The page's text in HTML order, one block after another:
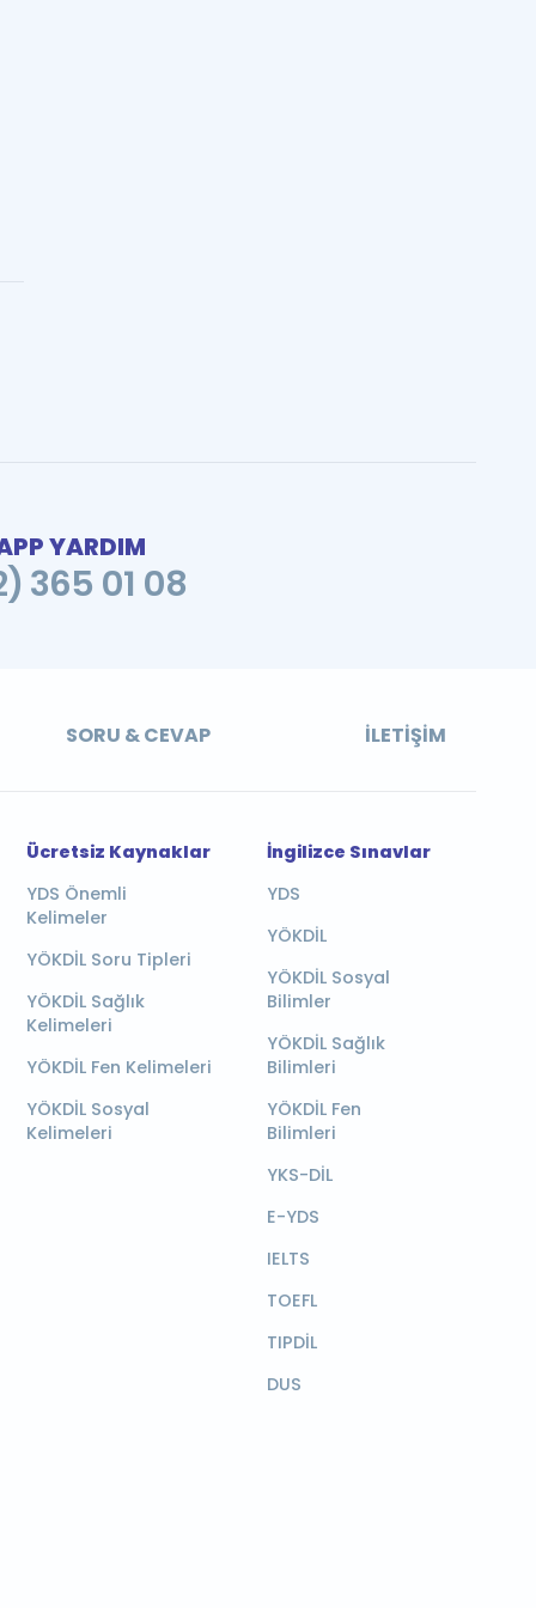
YARDIM
365 01 08
SORU & CEVAP İLETIŞIM
Ücretsiz Kaynaklar
YDS Önemli
Kelimeler
YÖKDİL Soru Tipleri
YÖKDİL Sağlık
Kelimeleri
YÖKDİL Fen Kelimeleri
YÖKDİL Sosyal
Kelimeleri
İngilizce Sınavlar
YDS
YÖKDİL
YÖKDİL Sosyal
Bilimler
YÖKDİL Sağlık
Bilimleri
YÖKDİL Fen
Bilimleri
YKS-DİL
E-YDS
IELTS
TOEFL
TIPDİL
DUS